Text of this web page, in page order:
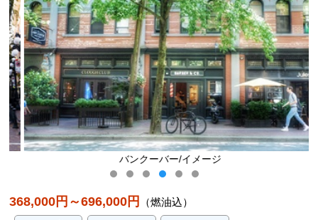
バンクーバー/イメージ
368,000円～696,000円 （燃油込）